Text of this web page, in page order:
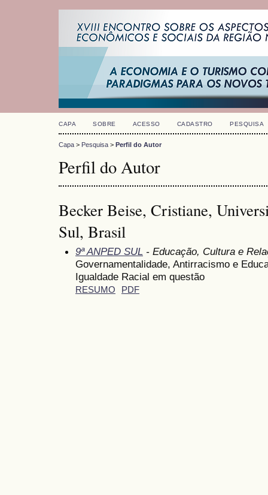
CAPA SOBRE ACESSO CADASTRO PESQUISA
Capa > Pesquisa > Perfil do Autor
Perfil do Autor
Becker Beise, Cristiane,
Sul, Brasil
9ª ANPED SUL - Educação, Cultura e
Governamentalidade, Antirracismo e
Igualdade Racial em questão
RESUMO PDF